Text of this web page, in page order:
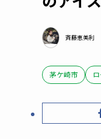
斉藤恵美利
茅ケ崎市